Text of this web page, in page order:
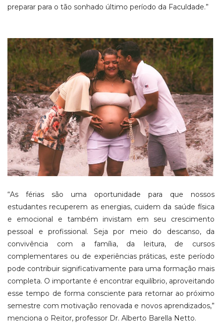
preparar para o tão sonhado último período da Faculdade.”
“As férias são uma oportunidade para que nossos
estudantes recuperem as energias, cuidem da saúde física
e emocional e também invistam em seu crescimento
pessoal e profissional. Seja por meio do descanso, da
convivência com a família, da leitura, de cursos
complementares ou de experiências práticas, este período
pode contribuir significativamente para uma formação mais
completa. O importante é encontrar equilíbrio, aproveitando
esse tempo de forma consciente para retornar ao próximo
semestre com motivação renovada e novos aprendizados,”
menciona o Reitor, professor Dr. Alberto Barella Netto.